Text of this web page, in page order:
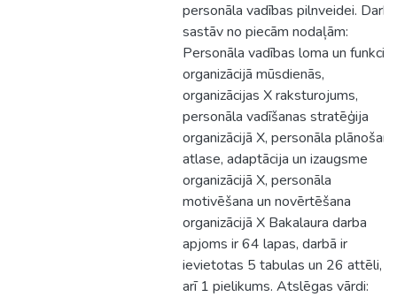
personāla vadības pilnveidei. Darbs
sastāv no piecām nodaļām:
Personāla vadības loma un
organizācijā mūsdienās,
organizācijas X raksturojums,
personāla vadīšanas stratēģija
organizācijā X, personāla
atlase, adaptācija un izaugsme
organizācijā X, personāla
motivēšana un novērtēšana
organizācijā X Bakalaura darba
apjoms ir 64 lapas, darbā ir
ievietotas 5 tabulas un 26 attēli,
arī 1 pielikums. Atslēgas vārdi: